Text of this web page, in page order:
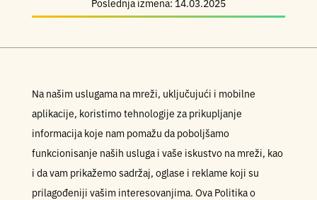
Poslednja izmena: 14.03.2025
Na našim uslugama na mreži, uključujući i mobilne
aplikacije, koristimo tehnologije za prikupljanje
informacija koje nam pomažu da poboljšamo
funkcionisanje naših usluga i vaše iskustvo na mreži, kao
i da vam prikažemo sadržaj, oglase i reklame koji su
prilagođeniji vašim interesovanjima. Ova Politika o